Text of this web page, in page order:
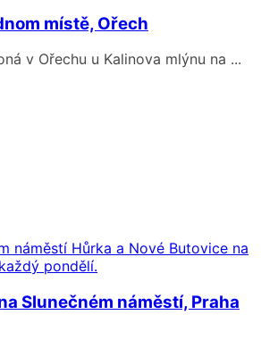
místě, Ořech
v Ořechu u Kalinova mlýnu na ...
Slunečném náměstí, Praha